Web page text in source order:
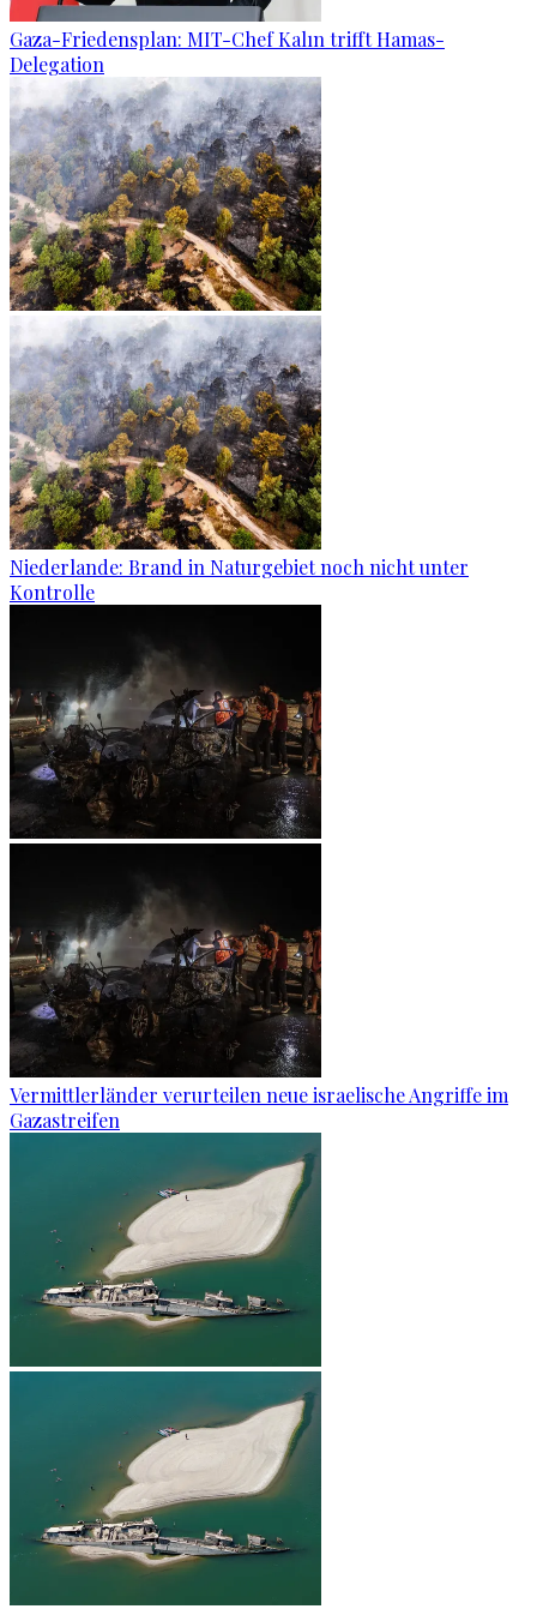
Gaza-Friedensplan: MIT-Chef Kalın trifft Hamas-
Delegation
Niederlande: Brand in Naturgebiet noch nicht unter
Kontrolle
Vermittlerländer verurteilen neue israelische Angriffe im
Gazastreifen